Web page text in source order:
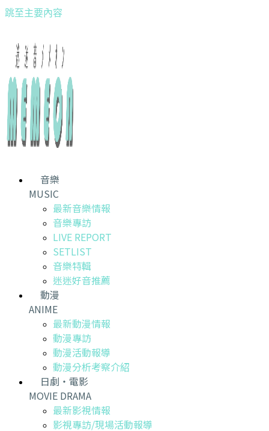
跳至主要內容
音樂
MUSIC
最新音樂情報
音樂專訪
LIVE REPORT
SETLIST
音樂特輯
迷迷好音推薦
動漫
ANIME
最新動漫情報
動漫專訪
動漫活動報導
動漫分析考察介紹
日劇・電影
MOVIE DRAMA
最新影視情報
影視專訪/現場活動報導